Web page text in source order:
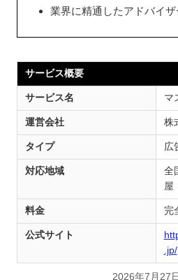
業界に精通したアドバイ
サービス概要
サービス名 マ
運営会社 株
タイプ 広
対応地域
全
屋
料金 完
公式サイト
.jp/
2026年7月27